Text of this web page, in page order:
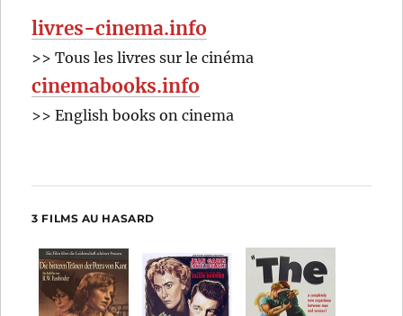
livres-cinema.info
>> Tous les livres sur le cinéma
cinemabooks.info
>> English books on cinema
3 FILMS AU HASARD